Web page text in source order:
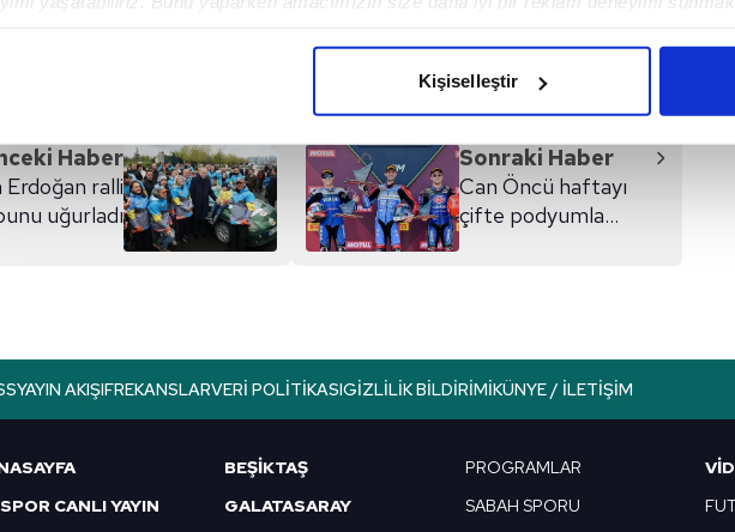
kullanıcılar, bu çerezlere izin vermedikleri takdirde, kullanıcılara hedefli
daha iyi bir hizmet sunabilmek için İnternet Sitemizde kendimize ve üçüncü kişilere
vasıtasıyla çeşitli kişisel verileriniz işlenmekte olup gerekli olan çerezler bilgi
kullanılmaktadır. Diğer çerezler, sitemizin daha işlevsel kılınması ve
sayılı Kişisel Verilerin Korunması Kanunu uyarınca hazırlanmış Aydınlatma Metnimizi
Kişiselleştir
Haber
Erdoğan ralli
uğurladı
Sonraki Haber
Can Öncü haftayı
çifte podyumla
YAYIN AKIŞIFREKANSLARVERI POLITIKASIGIZLILIK BILDIRIMIKÜNYE / İLETIŞIM
CANLI YAYIN
BEŞİKTAŞ
GALATASARAY
PROGRAMLAR
SABAH SPORU